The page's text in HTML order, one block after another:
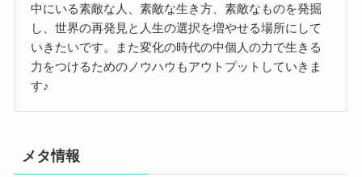
中にいる素敵な人、素敵な生き方、素敵なものを発掘
し、世界の再発見と人生の選択を増やせる場所にして
いきたいです。また変化の時代の中個人の力で生きる
力をつけるためのノウハウもアウトプットしていきま
す♪
メタ情報